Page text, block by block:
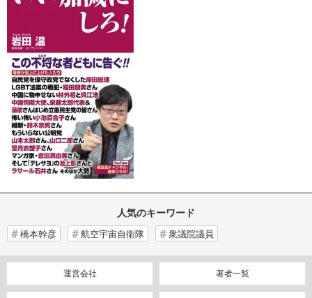
人気のキーワード
橋本幹彦 航空宇宙自衛隊 衆議院議員
運営会社 著者一覧